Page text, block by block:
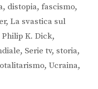
, distopia, fascismo,
, La svastica sul
Philip K. Dick,
, Serie tv, storia,
, Ucraina,